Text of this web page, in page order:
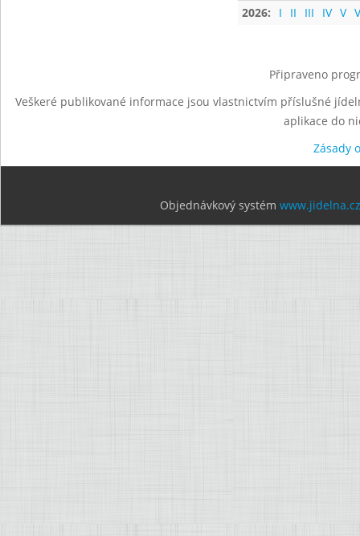
2026:
I II III IV V
Připraveno
Veškeré publikované informace jsou vlastnictvím příslušné
aplikace do
Zásady
Objednávkový systém www.jidelna.cz